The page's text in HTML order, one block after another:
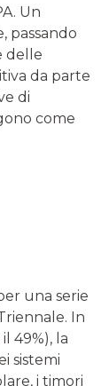
Un
passando
delle
da parte
di
come
una serie
In
49%), la
sistemi
i timori